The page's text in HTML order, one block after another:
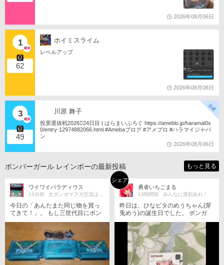
2026年08月06日
1
62
ホイミスライム
レベルアップ
2026年08月06日
3
49
川原 舞子
投票選抜戦2026󾇟24日目 | はらまいぶろぐ https://ameblo.jp/haramai0x
0/entry-12974882066.html #Amebaブログ #アメブロ #ハラマイジャパ
ン
2026年08月06日
ボンバーガール レインボーの最新投稿 もっと見る
ワイワイパラディウス
13分前 次ボンガマフガ交流はロゼイヨ予想!
今日の「あんたまた同じ物を買っ
てきて！」。 もし三世代目にボン
ガ移行するなら、『FC版』モチー
フの沙羅曼蛇ステージ1モチーフ仕
様のエリアマップ出たら皆喜ぶよ
(爆
勇者いちごまる
13時間前 みんなに笑顔あれ！
シェア
昨日は、ひなビタのめうちゃん(芽
兎めう)の誕生日でした。 ボンガ
に、めうちゃんは必要だと思いま
すか〜？